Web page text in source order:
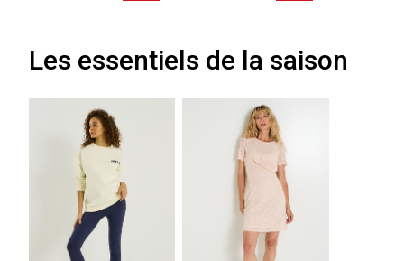
Les essentiels de la saison